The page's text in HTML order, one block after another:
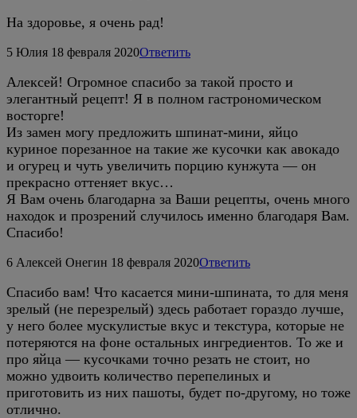
На здоровье, я очень рад!
5 Юлия 18 февраля 2020Ответить
Алексей! Огромное спасибо за такой просто и
элегантный рецепт! Я в полном гастрономическом
восторге!
Из замен могу предложить шпинат-мини, яйцо
куриное порезанное на такие же кусочки как авокадо
и огурец и чуть увеличить порцию кунжута — он
прекрасно оттеняет вкус…
Я Вам очень благодарна за Ваши рецепты, очень много
находок и прозрений случилось именно благодаря Вам.
Спасибо!
6 Алексей Онегин 18 февраля 2020Ответить
Спасибо вам! Что касается мини-шпината, то для меня
зрелый (не перезрелый) здесь работает гораздо лучше,
у него более мускулистые вкус и текстура, которые не
потеряются на фоне остальных ингредиентов. То же и
про яйца — кусочками точно резать не стоит, но
можно удвоить количество перепелиных и
приготовить из них пашоты, будет по-другому, но тоже
отлично.